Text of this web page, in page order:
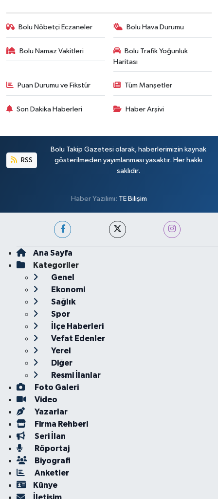
Bolu Nöbetçi Eczaneler Bolu Hava Durumu
Bolu Namaz Vakitleri
Bolu Trafik Yoğunluk
Haritası
Puan Durumu ve Fikstür Tüm Manşetler
Son Dakika Haberleri Haber Arşivi
RSS
Bolu Takip Gazetesi olarak, haberlerimizin kaynak
gösterilmeden yayımlanması yasaktır. Her hakkı
saklıdır.
Haber Yazılımı: TE Bilişim
Ana Sayfa
Kategoriler
Genel
Ekonomi
Sağlık
Spor
İlçe Haberleri
Vefat Edenler
Yerel
Diğer
Resmi İlanlar
Foto Galeri
Video
Yazarlar
Firma Rehberi
Seri İlan
Röportaj
Biyografi
Anketler
Künye
İletişim